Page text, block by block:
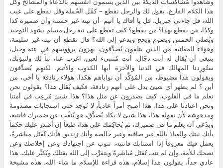
هذا الكلام الفارغ، يقول لك والرجل نقطع – كمِّل الجُملة وقل نقطع على غيب
الله، قل جاءني جبريل، قل يا أفاك يا آثيم -أن نيته غير حسنة وأن ضميره كذا
وكذا، مَن يقطع بهذا؟ مَن يقطع؟ كيف تقطع على نية رجل مسلم يشهد التوحيد
ويُصلي الخمس ويصوم ويحج ويدعو إلى الله؟ قال نقطع أن نيته غير سليمة،
وهؤلاء المعاتيه من الذين يتلقون يُصدِّقون، يهزون برؤوسهم في عته وخبل،
ينبغي أن يُقال له أنت دجّال، أنت مُتنبيء لعين، اغرب عنا، تباً لك ولنبؤتك،
ستُورِدنا المهالك في الدنيا والآخرة أيها الكذوب والأثيم، لكنهم يُصدِّقون
ويقولون هذا مضبوط، من المُؤكَّد أن نواياهم هكذا، هؤلاء زنادقة يا أخي، من
أين ؟ لم يظهر أي شيئ يدل على أنهم زنادقة، فكيف يُقال هذا؟ يقولون نحن
نعلم ما في القلوب، كيف يصدرون عن مثل هذا؟ هذا شيئ مُرعِب في أمتنا
ونحن اعتادنا على هذا، هذا أصبح أمراً عادياً، لا تُوجَد حتى استجابات مصدومة
ومدهوشة لأن يقوله هذا، هذا شيئ لا يكاد يُصدَّق، هو يُنقِّب عن ضميرك فانتبه،
ويدّعي أنه يعلم ما في ضميرك، ثم يُحاكِمك على هذا، طبعاً إن أصدر عليك حكماً
بأنك نيتك والعياذ بالله غير صافية وغير خالصة وأنك زنديق فأنك تُقتَل مباشرةً،
يعمل فيك معروفاً إذا استتابك فانتبه، تتوب عن اجتهادك وعن إخلاصك وعن
نصحك للأمة، وإن لم تتب تُقتَل مُباشَرةً ويتقرَّب إلى الله بقتلك ويُكبِّر عليك، هذا
عادي جداً، يقولون هذا إسلام، هذه قراءة للإسلام ما شاء الله، هذه مشيخة